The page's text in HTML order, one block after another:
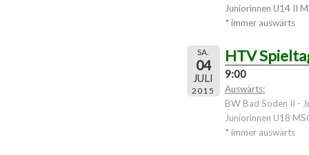
Juniorinnen U14 II
* immer auswärts
SA.
04
JULI
2015
HTV
9:00
Auswärts:
BW Bad Soden II -
Juniorinnen U18
* immer auswärts